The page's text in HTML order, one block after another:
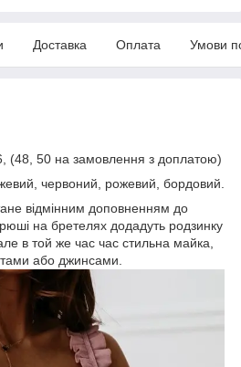
Доставка Оплата Умови
(48, 50 на замовлення з доплатою)
червоний, рожевий, бордовий.
відмінним доповненням до
на бретелях додадуть родзинку
в той же час час стильна майка,
або джинсами.